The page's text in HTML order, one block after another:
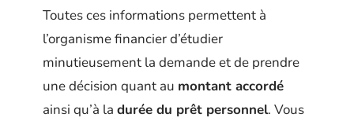
Toutes ces informations permettent à
l’organisme financier d’étudier
minutieusement la demande et de prendre
une décision quant au montant accordé
ainsi qu’à la durée du prêt personnel. Vous